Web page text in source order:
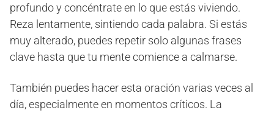
profundo y concéntrate en lo que estás viviendo.
Reza lentamente, sintiendo cada palabra. Si estás
muy alterado, puedes repetir solo algunas frases
clave hasta que tu mente comience a calmarse.
También puedes hacer esta oración varias veces al
día, especialmente en momentos críticos. La